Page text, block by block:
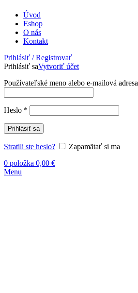
Úvod
Eshop
O nás
Kontakt
Prihlásiť / Registrovať
Prihlásiť saVytvoriť účet
Používateľské meno alebo e-mailová adresa
Heslo *
Prihlásiť sa
Stratili ste heslo?
Zapamätať si ma
0 položka 0,00 €
Menu